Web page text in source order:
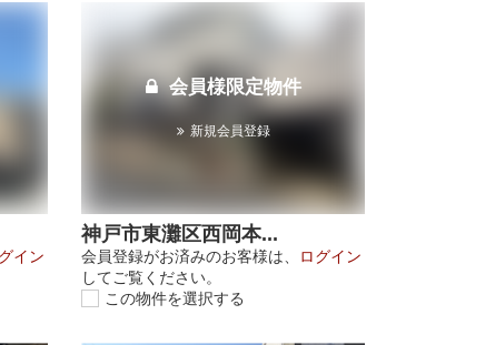
イン
会員様限定物件
新規会員登録
神戸市東灘区西岡本...
会員登録がお済みのお客様は、
ログイン
してご覧ください。
この物件を選択する